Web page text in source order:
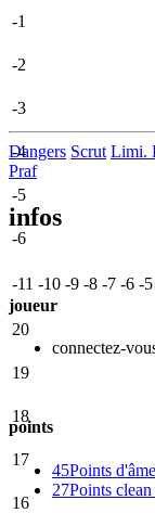
-1
-2
-3
-4
-5
-6
-11 -10 -9 -8 -7 -6 -5
20
19
18
17
16
Dangers Scrut Limi.
Praf
infos
joueur
connectez-
points
45Points
27Points clean